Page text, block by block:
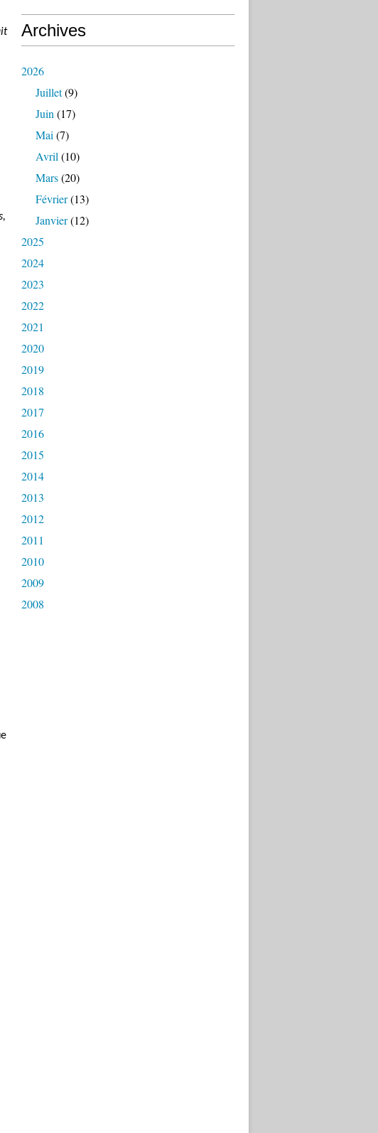
Archives
2026
Juillet(9)
Juin (17)
Mai (7)
Avril (10)
Mars(20)
Février(13)
Janvier(12)
2025
2024
2023
2022
2021
2020
2019
2018
2017
2016
2015
2014
2013
2012
2011
2010
2009
2008